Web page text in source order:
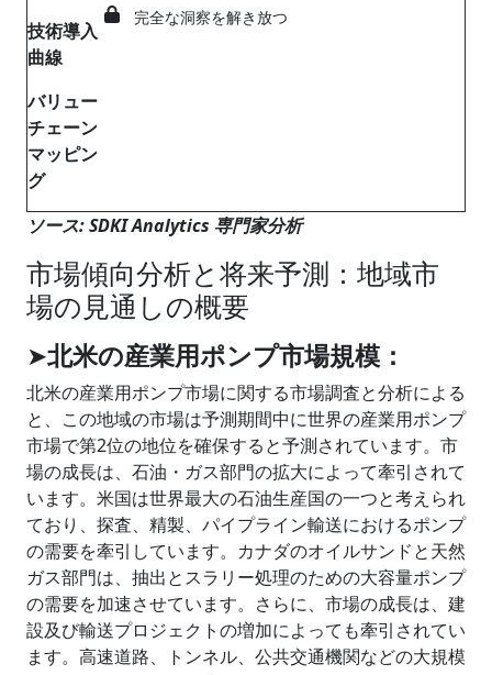
完全な洞察を解き放つ
技術導入
曲線
バリュー
チェーン
マッピン
グ
ソース: SDKI Analytics 専門家分析
市場傾向分析と将来予測：地域市
場の見通しの概要
➤北米の産業用ポンプ市場規模：
北米の産業用ポンプ市場に関する市場調査と分析による
と、この地域の市場は予測期間中に世界の産業用ポンプ
市場で第2位の地位を確保すると予測されています。市
場の成長は、石油・ガス部門の拡大によって牽引されて
います。米国は世界最大の石油生産国の一つと考えられ
ており、探査、精製、パイプライン輸送におけるポンプ
の需要を牽引しています。カナダのオイルサンドと天然
ガス部門は、抽出とスラリー処理のための大容量ポンプ
の需要を加速させています。さらに、市場の成長は、建
設及び輸送プロジェクトの増加によっても牽引されてい
ます。高速道路、トンネル、公共交通機関などの大規模